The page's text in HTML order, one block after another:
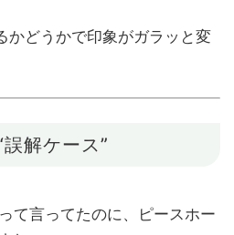
かどうかで印象がガラッと変
解ケース”
て言ってたのに、ピースホー